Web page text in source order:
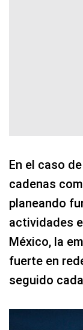
En el caso
cadenas
planeando
actividades
México, la
fuerte en
seguido